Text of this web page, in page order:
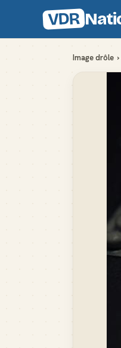
VDR
Image drôle ›